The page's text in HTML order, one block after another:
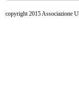
copyright 2015 Associazione